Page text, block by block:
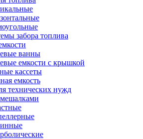
забора топлива
ванны
емкости с крышкой
кассеты
емкость
технических нужд